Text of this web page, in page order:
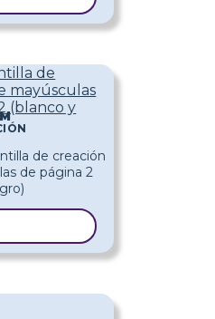
de
mayúsculas
(blanco y